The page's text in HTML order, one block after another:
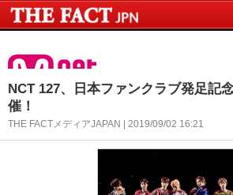
NCT 127、日本ファンクラブ発足記
催！
THE FACTメディアJAPAN | 2019/09/02 16:21